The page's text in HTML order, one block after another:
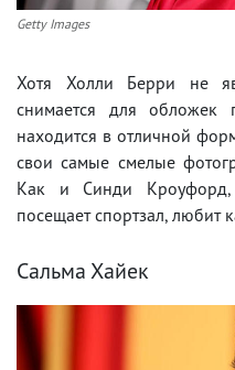
Getty Images
Хотя Холли Берри не
снимается для обложек
находится в отличной
свои самые смелые
Как и Синди
посещает спортзал, любит
Сальма Хайек